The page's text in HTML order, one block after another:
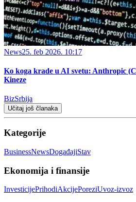
News25. feb 2026. 10:17
Ko koga krade u AI svetu: Anthropic
Kineze
BizSrbija
Učitaj još članaka
Kategorije
BusinessNewsDogađajiStav
Ekonomija i finansije
InvesticijePrihodiAkcijePoreziUvoz-izvoz